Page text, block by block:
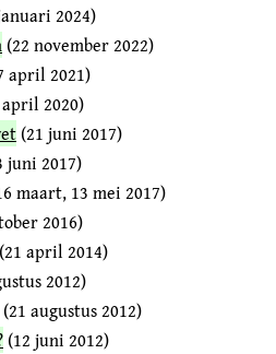
2024)
(22 november 2022)
april 2021)
2020)
(21 juni 2017)
juni 2017)
maart, 13 mei 2017)
2016)
(21 april 2014)
2012)
(21 augustus 2012)
(12 juni 2012)